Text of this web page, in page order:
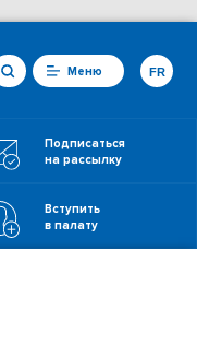
Меню
Подписаться
на рассылку
Вступить
в палату
FR